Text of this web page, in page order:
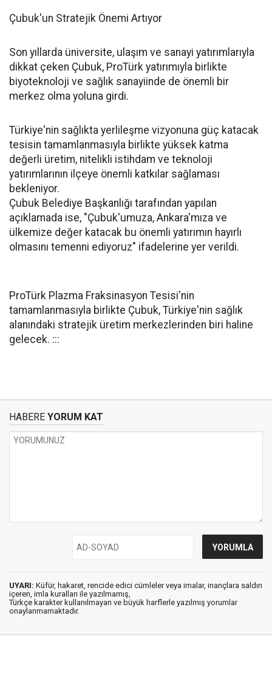
Çubuk'un Stratejik Önemi Artıyor
Son yıllarda üniversite, ulaşım ve sanayi yatırımlarıyla
dikkat çeken Çubuk, ProTürk yatırımıyla birlikte
biyoteknoloji ve sağlık sanayiinde de önemli bir
merkez olma yoluna girdi.
Türkiye'nin sağlıkta yerlileşme vizyonuna güç katacak
tesisin tamamlanmasıyla birlikte yüksek katma
değerli üretim, nitelikli istihdam ve teknoloji
yatırımlarının ilçeye önemli katkılar sağlaması
bekleniyor.
Çubuk Belediye Başkanlığı tarafından yapılan
açıklamada ise, "Çubuk'umuza, Ankara'mıza ve
ülkemize değer katacak bu önemli yatırımın hayırlı
olmasını temenni ediyoruz" ifadelerine yer verildi.
ProTürk Plazma Fraksinasyon Tesisi'nin
tamamlanmasıyla birlikte Çubuk, Türkiye'nin sağlık
alanındaki stratejik üretim merkezlerinden biri haline
gelecek. :::
HABERE YORUM KAT
UYARI: Küfür, hakaret, rencide edici cümleler veya imalar, inançlara saldırı
içeren, imla kuralları ile yazılmamış,
Türkçe karakter kullanılmayan ve büyük harflerle yazılmış yorumlar
onaylanmamaktadır.